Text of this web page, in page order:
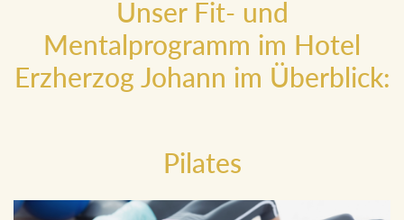
Unser Fit- und
Mentalprogramm im Hotel
Erzherzog Johann im Überblick:
Pilates